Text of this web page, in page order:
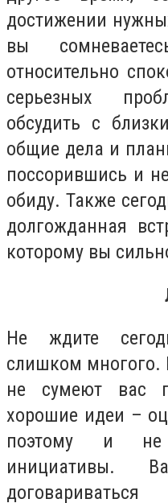
достижении
вы
относительно
серьезных
обсудить с
общие дела и
поссорившись и
обиду. Также
долгожданная
которому вы
Не ждите
слишком многого.
не сумеют вас
хорошие идеи –
поэтому и не
инициативы.